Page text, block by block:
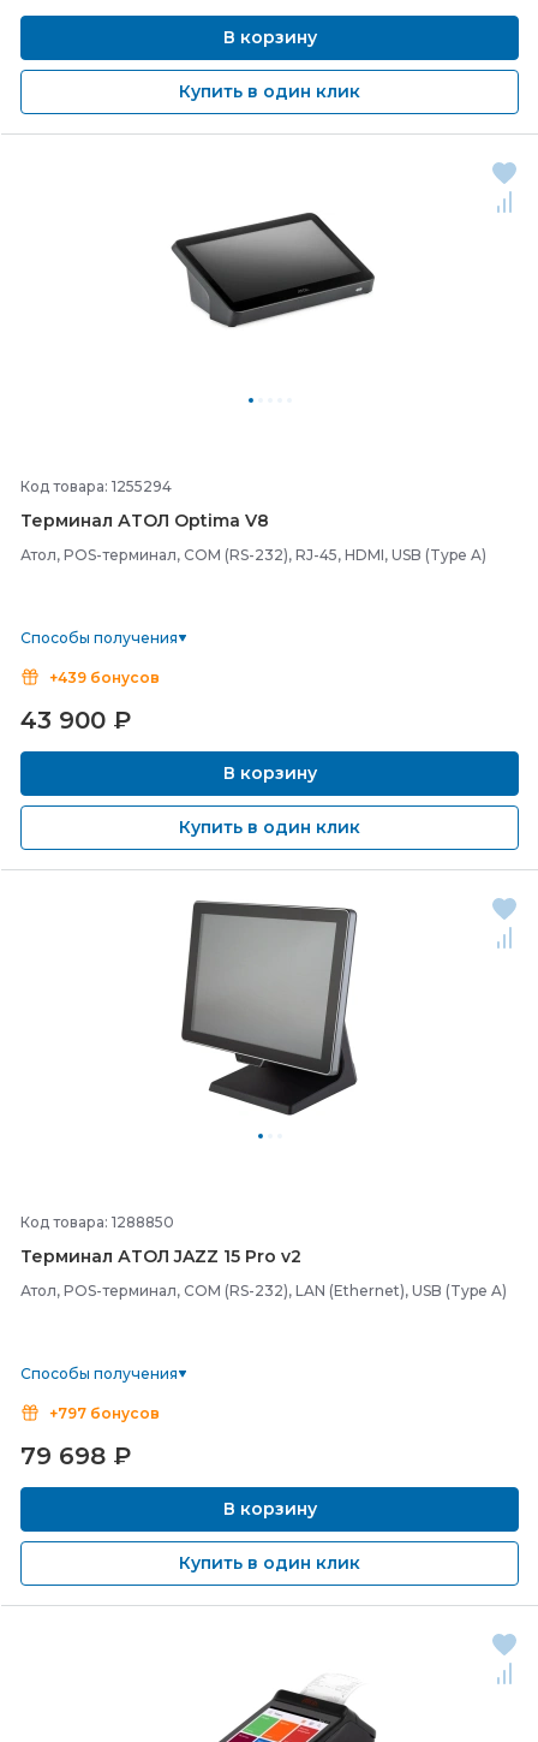
В корзину
Купить в один клик
Код товара: 1255294
Терминал АТОЛ Optima V8
Атол, POS-терминал, COM (RS-232), RJ-45, HDMI, USB (Type A)
Способы получения
+439 бонусов
43 900 ₽
В корзину
Купить в один клик
Код товара: 1288850
Терминал АТОЛ JAZZ 15 Pro v2
Атол, POS-терминал, COM (RS-232), LAN (Ethernet), USB (Type A)
Способы получения
+797 бонусов
79 698 ₽
В корзину
Купить в один клик